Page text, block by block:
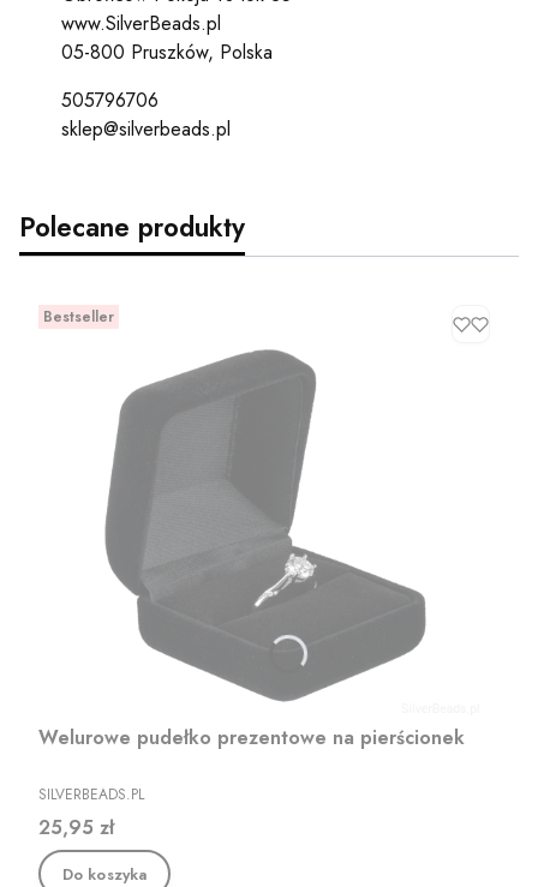
www.SilverBeads.pl
05-800 Pruszków, Polska
505796706
sklep@silverbeads.pl
Polecane produkty
Bestseller
Welurowe pudełko prezentowe na pierścionek
PRODUCENT
SILVERBEADS.PL
Cena
25,95 zł
Do koszyka